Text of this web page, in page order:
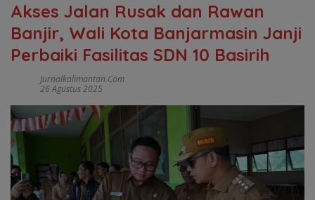
Akses Jalan Rusak dan Rawan
Banjir, Wali Kota Banjarmasin Janji
Perbaiki Fasilitas SDN 10 Basirih
Jurnalkalimantan.com
26 Agustus 2025